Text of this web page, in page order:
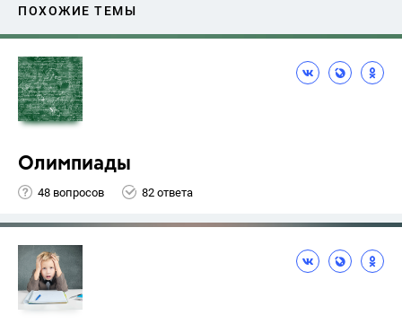
ПОХОЖИЕ ТЕМЫ
Олимпиады
48 вопросов 82 ответа